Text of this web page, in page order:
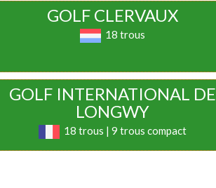
GOLF CLERVAUX
18 trous
GOLF INTERNATIONAL DE
LONGWY
18 trous | 9 trous compact